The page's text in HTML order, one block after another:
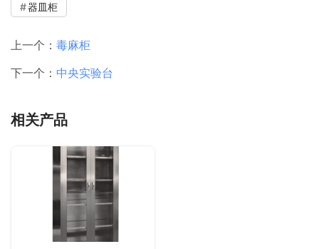
器皿柜
上一个： 毒麻柜
下一个： 中央实验台
相关产品